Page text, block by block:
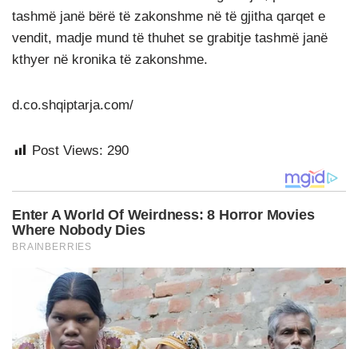
tashmë janë bërë të zakonshme në të gjitha qarqet e
vendit, madje mund të thuhet se grabitje tashmë janë
kthyer në kronika të zakonshme.
d.co.shqiptarja.com/
Post Views: 290